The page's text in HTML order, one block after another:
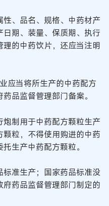
、品名、规格、中药材产
期、装量、保质期、执行
的中药饮片，还应当注明
应当将所生产的中药配方
品监督管理部门备案。
制用于中药配方颗粒生产
粒，不得使用购进的中药
生产中药配方颗粒。
准生产；国家药品标准没
药品监督管理部门制定的